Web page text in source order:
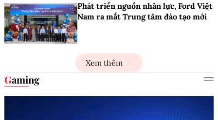
Phát triển nguồn nhân lực, Ford Việt
Nam ra mắt Trung tâm đào tạo mới
Xem thêm
Gaming